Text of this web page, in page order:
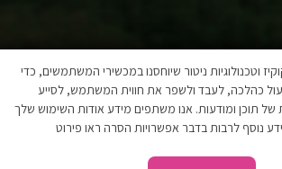
וטכנולוגיות ניטור שיוחסנו במכשירי המשתמשים, כדי
כהלכה, לעבד ולשפר את חווית המשתמש, לסייע
של תוכן ומודעות. אנו משתפים מידע אודות השימוש שלך
נוסף לרבות בדבר אפשרויות הסרה ראו פירוט